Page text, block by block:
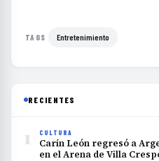
TAGS Entretenimiento
RECIENTES
1 CULTURA
Carín León regresó a
en el Arena de Villa